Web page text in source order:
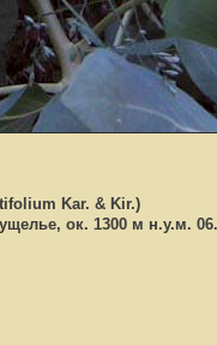
Kar. & Kir.)
ок. 1300 м н.у.м.